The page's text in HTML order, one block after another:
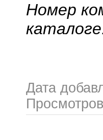
Номер
Дата